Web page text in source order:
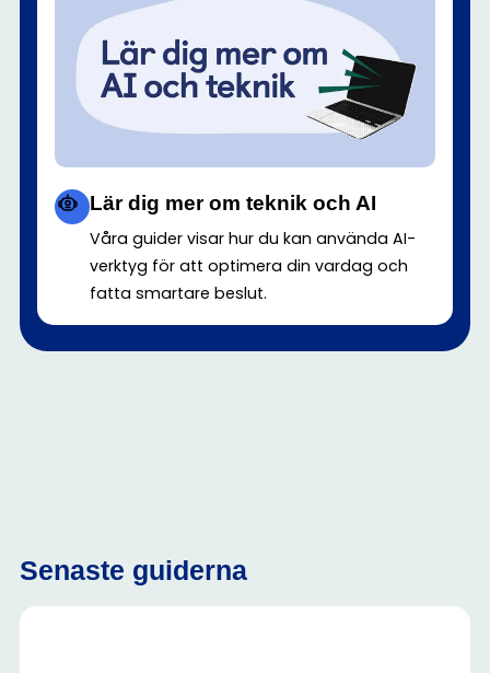
Lär dig mer om teknik och AI
Våra guider visar hur du kan använda AI-
verktyg för att optimera din vardag och
fatta smartare beslut.
Senaste guiderna